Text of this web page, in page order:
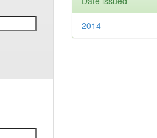
2014